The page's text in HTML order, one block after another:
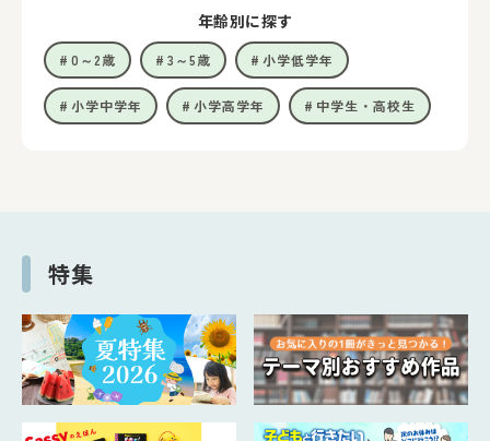
年齢別に探す
0～2歳 3～5歳 小学低学年
小学中学年 小学高学年 中学生・高校生
特集